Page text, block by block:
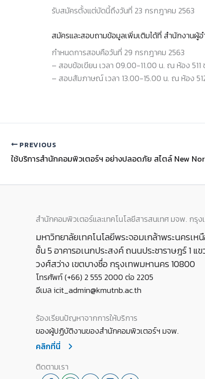
รับสมัครตั้งแต่บัดนี้ถึงวันที่ 23 กรกฎาคม 2563
สมัครและสอบถามข้อมูลเพิ่มเติมได้ที่ สำนักงานผู้
กำหนดการสอบคือวันที่ 29 กรกฎาคม 2563
– สอบข้อเขียน เวลา 09.00-11.00 น. ณ ห้อง 511
– สอบสัมภาษณ์ เวลา 13.00-15.00 น. ณ ห้อง
PREVIOUS
สำนักคอมพิวเตอร์และเทคโนโลยีสารสนเทศ มจพ. กรุง
มหาวิทยาลัยเทคโนโลยีพระจอมเกล้าพระนครเหนื
ชั้น 5 อาคารอเนกประสงค์ ถนนประชาราษฎร์ 1 แ
วงศ์สว่าง เขตบางซื่อ กรุงเทพมหานคร 10800
โทรศัพท์ (+66) 2 555 2000 ต่อ 2205
อีเมล icit_admin@kmutnb.ac.th
ร้องเรียนปัญหาจากการให้บริการ
ของผู้ปฏิบัติงานของสำนักคอมพิวเตอร์ฯ มจพ.
คลิกที่นี่
ติดตามเรา